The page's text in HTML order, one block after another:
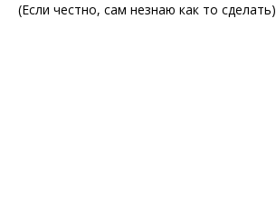
(Если честно, сам незнаю как то сделать)